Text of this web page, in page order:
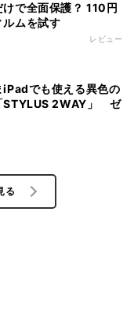
けで全面保護？ 110円
ルムを試す
レビュー
iPadでも使える異色の
STYLUS 2WAY」 ゼ
る